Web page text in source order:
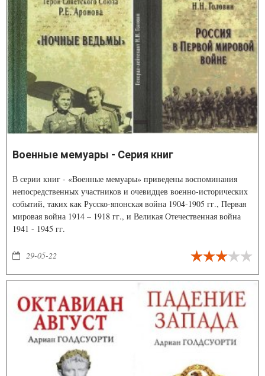
Военные мемуары - Серия книг
В серии книг - «Военные мемуары» приведены воспоминания
непосредственных участников и очевидцев военно-исторических
событий, таких как Русско-японская война 1904-1905 гг., Первая
мировая война 1914 – 1918 гг., и Великая Отечественная война
1941 - 1945 гг.
29-05-22